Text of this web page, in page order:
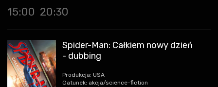
15:00 20:30
Spider-Man: Całkiem nowy dzień
- dubbing
Produkcja: USA
Gatunek: akcja/science-fiction